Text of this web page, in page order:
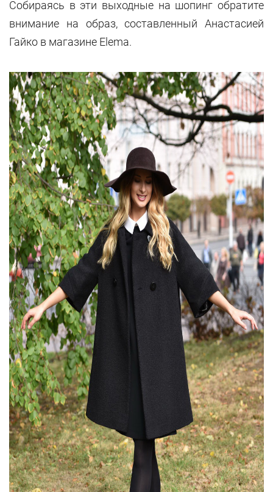
Собираясь в эти выходные на шопинг обратите
внимание на образ, составленный Анастасией
Гайко в магазине Elema.